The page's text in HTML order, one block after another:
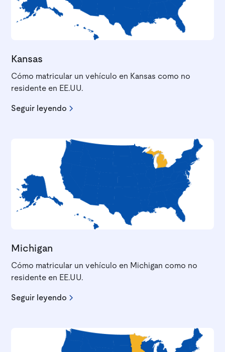
Kansas
Cómo matricular un vehículo en Kansas como no
residente en EE.UU.
Seguir leyendo
Michigan
Cómo matricular un vehículo en Michigan como no
residente en EE.UU.
Seguir leyendo